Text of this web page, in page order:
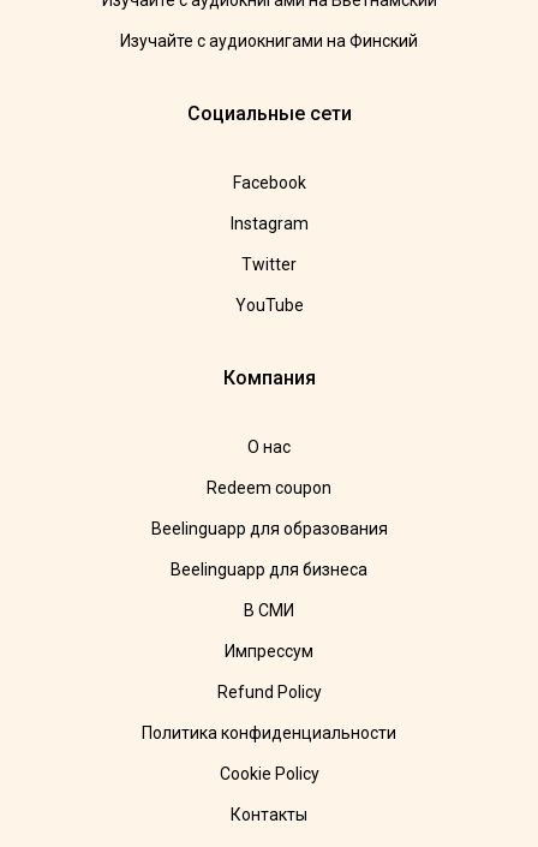
Изучайте с аудиокнигами на Финский
Социальные сети
Facebook
Instagram
Twitter
YouTube
Компания
О нас
Redeem coupon
Beelinguapp для образования
Beelinguapp для бизнеса
В СМИ
Импрессум
Refund Policy
Политика конфиденциальности
Cookie Policy
Контакты